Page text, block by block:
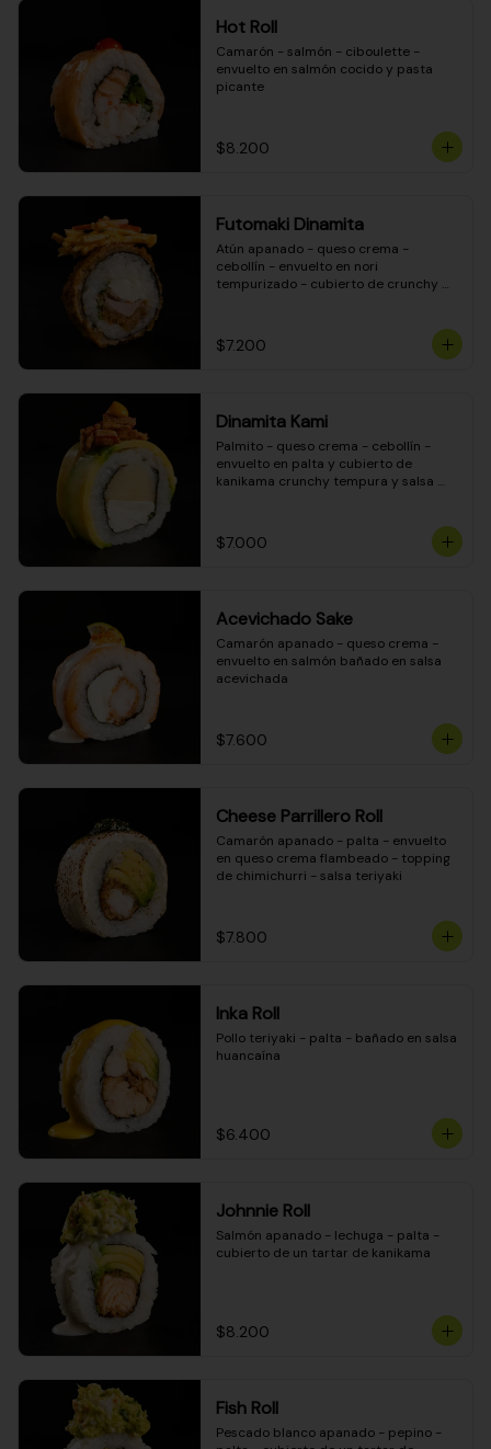
Hot Roll
Camarón - salmón - ciboulette -
envuelto en salmón cocido y pasta
picante
$8.200
Futomaki Dinamita
Atún apanado - queso crema -
cebollín - envuelto en nori
tempurizado - cubierto de crunchy
$7.200
Dinamita Kami
Palmito - queso crema - cebollín -
envuelto en palta y cubierto de
kanikama crunchy tempura y salsa
$7.000
Acevichado Sake
Camarón apanado - queso crema -
envuelto en salmón bañado en salsa
acevichada
$7.600
Cheese Parrillero Roll
Camarón apanado - palta - envuelto
en queso crema flambeado - topping
de chimichurri - salsa teriyaki
$7.800
Inka Roll
Pollo teriyaki - palta - bañado en salsa
huancaína
$6.400
Johnnie Roll
Salmón apanado - lechuga - palta -
cubierto de un tartar de kanikama
$8.200
Fish Roll
Pescado blanco apanado - pepino -